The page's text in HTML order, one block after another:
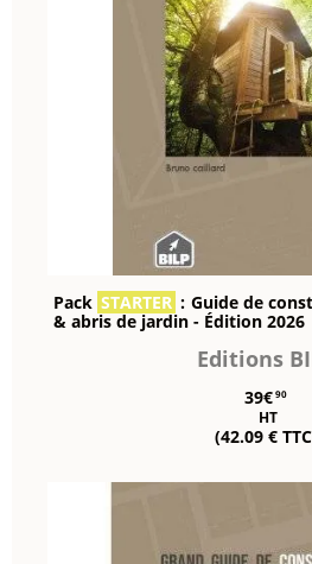
Pack STARTER : Guide de
& abris de jardin - Édition 2026
Editions
39€90
HT
(42.09 €